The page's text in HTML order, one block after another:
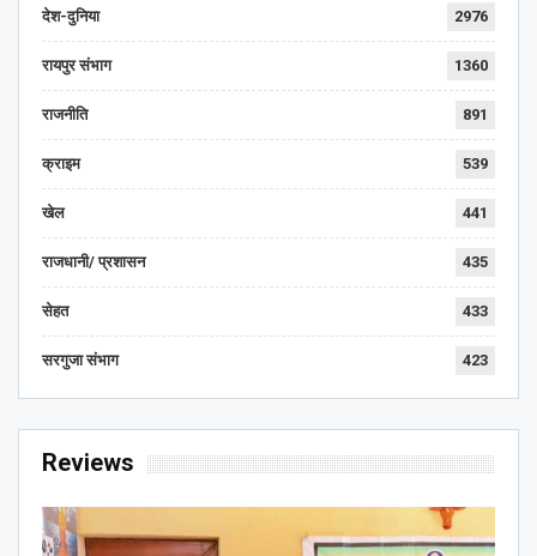
देश-दुनिया 2976
रायपुर संभाग 1360
राजनीति 891
क्राइम 539
खेल 441
राजधानी/ प्रशासन 435
सेहत 433
सरगुजा संभाग 423
Reviews